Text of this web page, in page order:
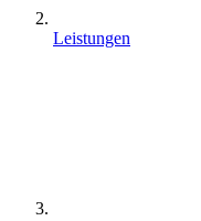
Leistungen